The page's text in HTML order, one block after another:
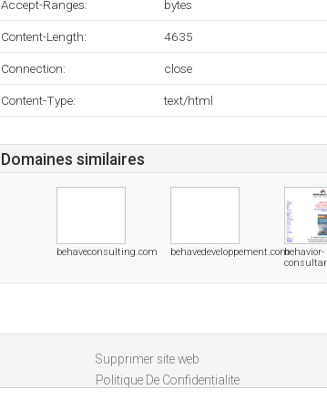
Accept-Ranges: bytes
Content-Length: 4635
Connection: close
Content-Type: text/html
Domaines similaires
behaveconsulting.com behavedeveloppement.combehavior-
Supprimer site web
Politique De Confidentialite